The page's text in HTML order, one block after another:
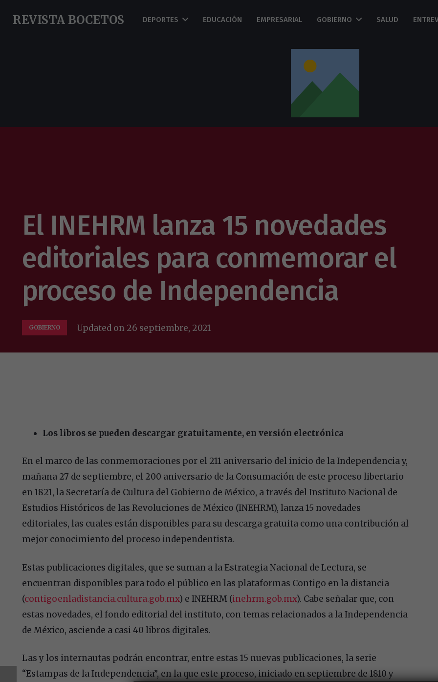
REVISTA BOCETOS DEPORTES EDUCACIÓN EMPRESARIAL GOBIERNO SALUD
El INEHRM lanza 15 novedades
editoriales para conmemorar el
proceso de Independencia
GOBIERNO Updated on 26 septiembre, 2021
Los libros se pueden descargar gratuitamente, en versión electrónica
En el marco de las conmemoraciones por el 211 aniversario del inicio de la Independencia y,
mañana 27 de septiembre, el 200 aniversario de la Consumación de este proceso libertario
en 1821, la Secretaría de Cultura del Gobierno de México, a través del Instituto Nacional de
Estudios Históricos de las Revoluciones de México (INEHRM), lanza 15 novedades
editoriales, las cuales están disponibles para su descarga gratuita como una contribución al
mejor conocimiento del proceso independentista.
Estas publicaciones digitales, que se suman a la Estrategia Nacional de Lectura, se
encuentran disponibles para todo el público en las plataformas Contigo en la distancia
(contigoenladistancia.cultura.gob.mx) e INEHRM (inehrm.gob.mx). Cabe señalar que, con
estas novedades, el fondo editorial del instituto, con temas relacionados a la Independencia
de México, asciende a casi 40 libros digitales.
Las y los internautas podrán encontrar, entre estas 15 nuevas publicaciones, la serie
“Estampas de la Independencia”, en la que este proceso, iniciado en septiembre de 1810 y